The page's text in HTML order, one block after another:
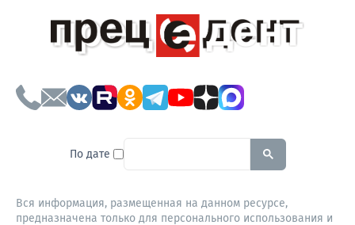
По дате To search this site, enter a
Вся информация, размещенная на данном ресурсе,
предназначена только для персонального использования и